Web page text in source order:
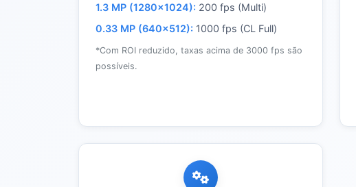
1.3 MP (1280×1024): 200 fps (Multi)
0.33 MP (640×512): 1000 fps (CL Full)
*Com ROI reduzido, taxas acima de 3000 fps são
possíveis.